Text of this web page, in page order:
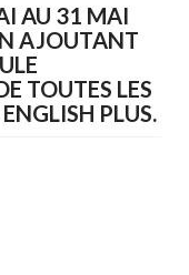
AU 31 MAI
AJOUTANT
TOUTES LES
PLUS.